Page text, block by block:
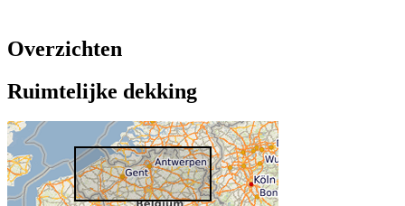
Overzichten
Ruimtelijke dekking